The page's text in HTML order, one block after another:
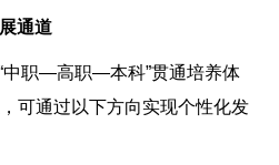
通道
中职—高职—本科”贯通培养体
可通过以下方向实现个性化发